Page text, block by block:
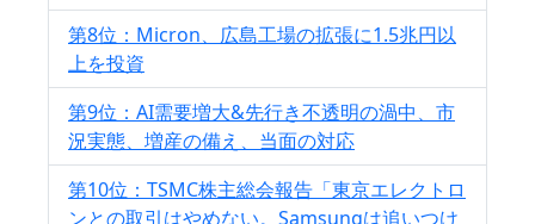
第8位：Micron、広島工場の拡張に1.5兆円以
上を投資
第9位：AI需要増大&先行き不透明の渦中、市
況実態、増産の備え、当面の対応
第10位：TSMC株主総会報告「東京エレクトロ
ンとの取引はやめない。Samsungは追いつけ